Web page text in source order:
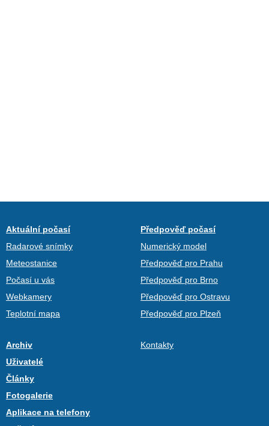
Aktuální počasí
Radarové snímky
Meteostanice
Počasí u vás
Webkamery
Teplotní mapa
Předpověď počasí
Numerický model
Předpověď pro Prahu
Předpověď pro Brno
Předpověď pro Ostravu
Předpověď pro Plzeň
Archiv
Uživatelé
Články
Fotogalerie
Aplikace na telefony
Kontakty